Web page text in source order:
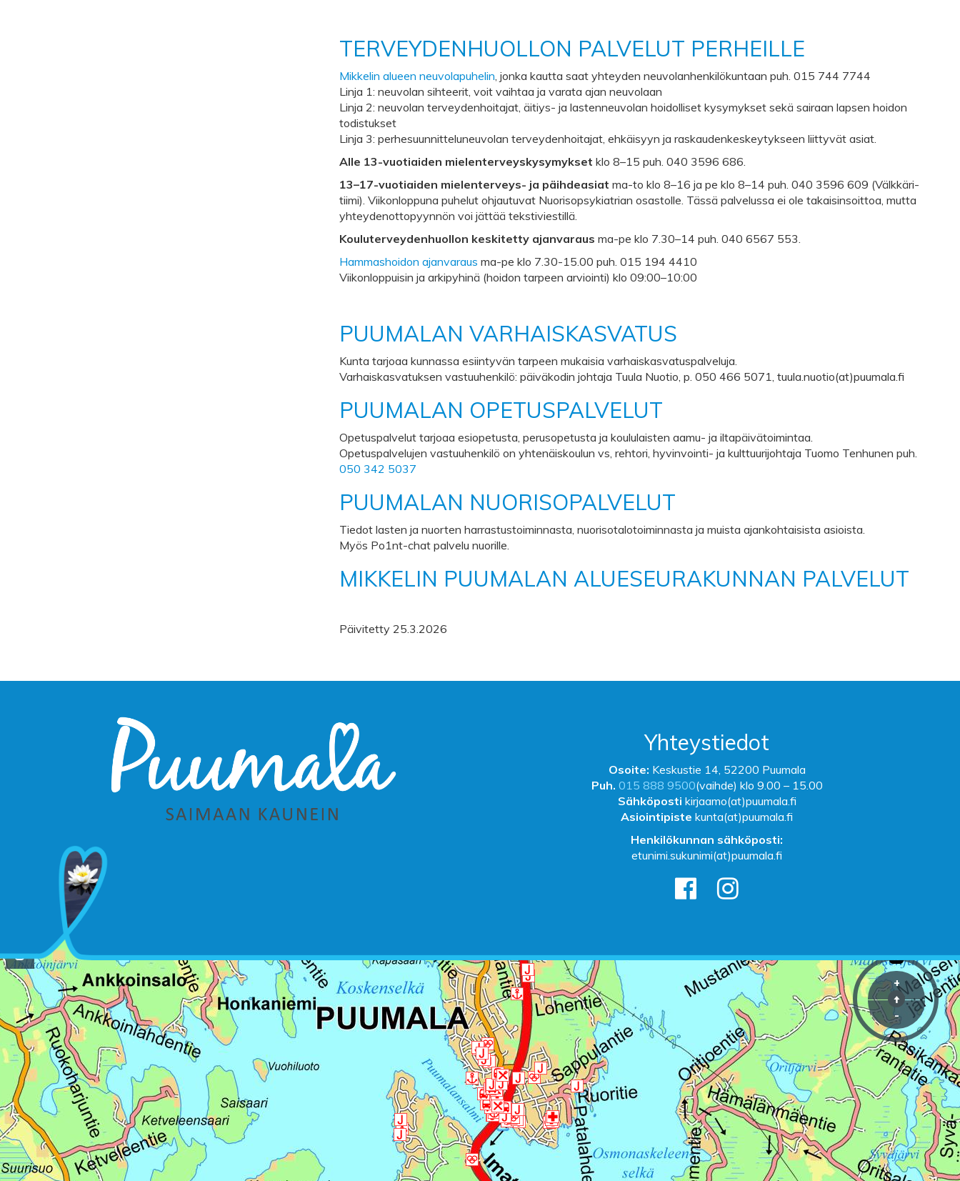
TERVEYDENHUOLLON PALVELUT PERHEILLE
Mikkelin alueen neuvolapuhelin , jonka kautta saat yhteyden neuvolanhenkilökuntaan puh. 015 744 7744
Linja 1: neuvolan sihteerit, voit vaihtaa ja varata ajan neuvolaan
Linja 2: neuvolan terveydenhoitajat, äitiys- ja lastenneuvolan hoidolliset kysymykset sekä sairaan lapsen hoidon
todistukset
Linja 3: perhesuunnitteluneuvolan terveydenhoitajat, ehkäisyyn ja raskaudenkeskeytykseen liittyvät asiat.
Alle 13-vuotiaiden mielenterveyskysymykset klo 8–15 puh. 040 3596 686.
13–17-vuotiaiden mielenterveys- ja päihdeasiat ma-to klo 8–16 ja pe klo 8–14 puh. 040 3596 609 (Välkkäri-
tiimi). Viikonloppuna puhelut ohjautuvat Nuorisopsykiatrian osastolle. Tässä palvelussa ei ole takaisinsoittoa, mutta
yhteydenottopyynnön voi jättää tekstiviestillä.
Kouluterveydenhuollon keskitetty ajanvaraus ma-pe klo 7.30–14 puh. 040 6567 553.
Hammashoidon ajanvaraus ma-pe klo 7.30-15.00 puh. 015 194 4410
Viikonloppuisin ja arkipyhinä (hoidon tarpeen arviointi) klo 09:00–10:00
PUUMALAN VARHAISKASVATUS
Kunta tarjoaa kunnassa esiintyvän tarpeen mukaisia varhaiskasvatuspalveluja.
Varhaiskasvatuksen vastuuhenkilö: päiväkodin johtaja Tuula Nuotio, p. 050 466 5071, tuula.nuotio(at)puumala.fi
PUUMALAN OPETUSPALVELUT
Opetuspalvelut tarjoaa esiopetusta, perusopetusta ja koululaisten aamu- ja iltapäivätoimintaa.
Opetuspalvelujen vastuuhenkilö on yhtenäiskoulun vs, rehtori, hyvinvointi- ja kulttuurijohtaja Tuomo Tenhunen puh.
050 342 5037
PUUMALAN NUORISOPALVELUT
Tiedot lasten ja nuorten harrastustoiminnasta, nuorisotalotoiminnasta ja muista ajankohtaisista asioista.
Myös Po1nt-chat palvelu nuorille.
MIKKELIN PUUMALAN ALUESEURAKUNNAN PALVELUT
Päivitetty 25.3.2026
Yhteystiedot
Osoite: Keskustie 14, 52200 Puumala
Puh. 015 888 9500(vaihde) klo 9.00 – 15.00
Sähköposti kirjaamo(at)puumala.fi
Asiointipiste kunta(at)puumala.fi
Henkilökunnan sähköposti:
etunimi.sukunimi(at)puumala.fi